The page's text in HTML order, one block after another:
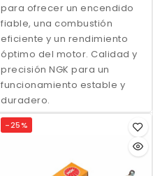
para ofrecer un encendido
fiable, una combustión
eficiente y un rendimiento
óptimo del motor. Calidad y
precisión NGK para un
funcionamiento estable y
duradero.
-25%